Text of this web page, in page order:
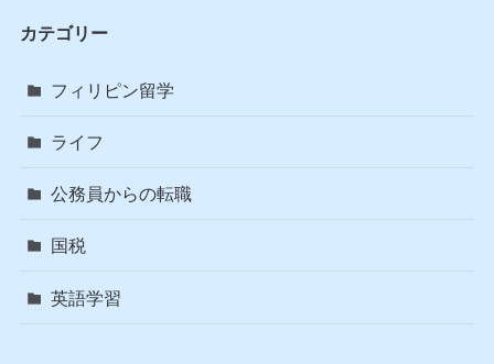
カテゴリー
フィリピン留学
ライフ
公務員からの転職
国税
英語学習